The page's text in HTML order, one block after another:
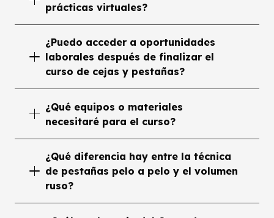
prácticas virtuales?
¿Puedo acceder a oportunidades
laborales después de finalizar el
curso de cejas y pestañas?
¿Qué equipos o materiales
necesitaré para el curso?
¿Qué diferencia hay entre la técnica
de pestañas pelo a pelo y el volumen
ruso?